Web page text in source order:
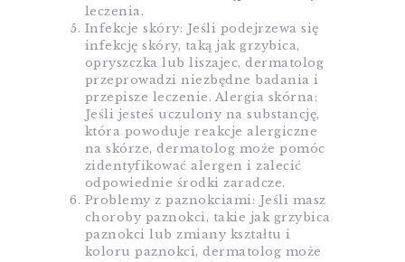
leczenia.
Infekcje skóry: Jeśli podejrzewa się
infekcję skóry, taką jak grzybica,
opryszczka lub liszajec, dermatolog
przeprowadzi niezbędne badania i
przepisze leczenie. Alergia skórna:
Jeśli jesteś uczulony na substancję,
która powoduje reakcje alergiczne
na skórze, dermatolog może pomóc
zidentyfikować alergen i zalecić
odpowiednie środki zaradcze.
Problemy z paznokciami: Jeśli masz
choroby paznokci, takie jak grzybica
paznokci lub zmiany kształtu i
koloru paznokci, dermatolog może